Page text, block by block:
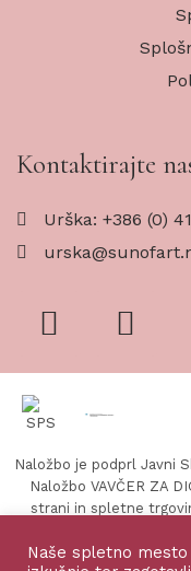
Kontaktirajte
Urška: +386 (0)
Naložbo je podprl Javni
Naložbo VAVČER ZA
strani in spletne
Naše spletno